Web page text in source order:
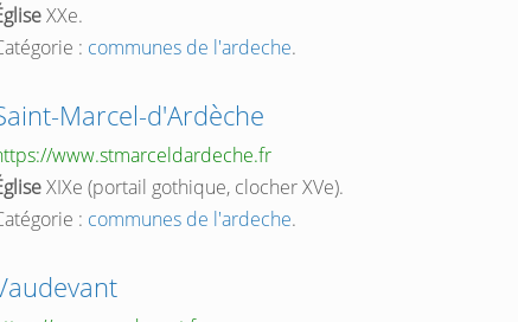
XXe.
: communes de l'ardeche.
Marcel-d'Ardèche
www.stmarceldardeche.fr
XIXe (portail gothique, clocher XVe).
: communes de l'ardeche.